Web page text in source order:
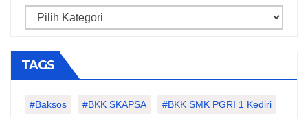
Categories
TAGS
#Baksos #BKK SKAPSA #BKK SMK PGRI 1 Kediri